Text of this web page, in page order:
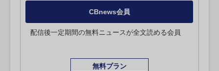
CBnews会員
配信後一定期間の無料ニュースが全文読める会員
無料プラン